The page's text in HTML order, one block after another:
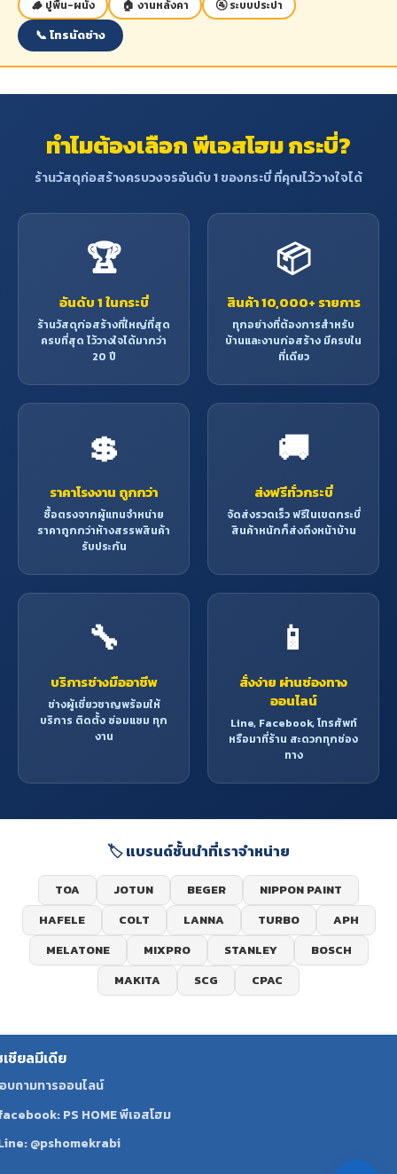
🪵 ปูพื้น-ผนัง
🏠 งานหลังคา 🚰 ระบบประปา
📞 โทรนัดช่าง
ทำไมต้องเลือก พีเอสโฮม กระบี่?
ร้านวัสดุก่อสร้างครบวงจรอันดับ 1 ของกระบี่ ที่คุณไว้วางใจได้
🏆
อันดับ 1 ในกระบี่
ร้านวัสดุก่อสร้างที่ใหญ่ที่สุด
ครบที่สุด ไว้วางใจได้มากว่า
20 ปี
📦
สินค้า 10,000+ รายการ
ทุกอย่างที่ต้องการสำหรับ
บ้านและงานก่อสร้าง มีครบใน
ที่เดียว
💲
ราคาโรงงาน ถูกกว่า
ซื้อตรงจากผู้แทนจำหน่าย
ราคาถูกกว่าห้างสรรพสินค้า
รับประกัน
🚚
ส่งฟรีทั่วกระบี่
จัดส่งรวดเร็ว ฟรีในเขตกระบี่
สินค้าหนักก็ส่งถึงหน้าบ้าน
🔧
บริการช่างมืออาชีพ
ช่างผู้เชี่ยวชาญพร้อมให้
บริการ ติดตั้ง ซ่อมแซม ทุก
งาน
📱
สั่งง่าย ผ่านช่องทาง
ออนไลน์
Line, Facebook, โทรศัพท์
หรือมาที่ร้าน สะดวกทุกช่อง
ทาง
🏷️ แบรนด์ชั้นนำที่เราจำหน่าย
TOA JOTUN BEGER
NIPPON PAINT
HAFELE
COLT LANNA TURBO
APH
MELATONE
MIXPRO STANLEY
BOSCH
MAKITA
SCG CPAC
เชียลมีเดีย
บถามทารออนไลน์
PS HOME พีเอสโฮม
@pshomekrabi